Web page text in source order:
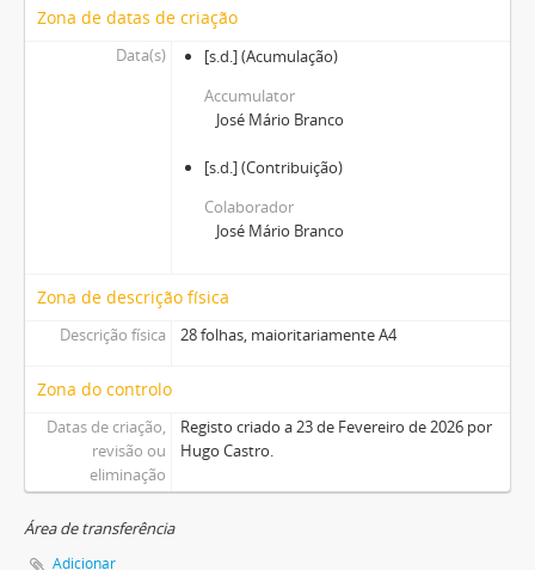
Zona de datas de criação
Data(s) [s.d.](Acumulação)
Accumulator
José Mário Branco
[s.d.](Contribuição)
Colaborador
José Mário Branco
Zona de descrição física
Descrição física 28 folhas, maioritariamente A4
Zona do controlo
Datas de criação,
revisão ou
eliminação
Registo criado a 23 de Fevereiro de 2026 por
Hugo Castro.
Área de transferência
Adicionar